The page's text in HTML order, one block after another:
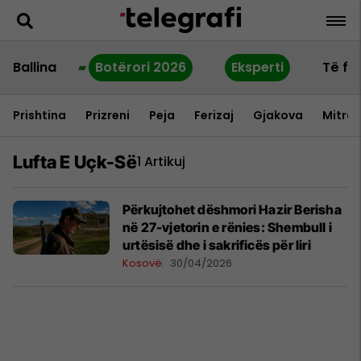
Ballina Botërori 2026 Eksperti Të
Prishtina Prizreni Peja Ferizaj Gjakova
Lufta E Uçk-Së1 Artikuj
Përkujtohet dëshmori Hazir Berisha
në 27-vjetorin e rënies: Shembull i
urtësisë dhe i sakrificës për liri
Kosovë 30/04/2026